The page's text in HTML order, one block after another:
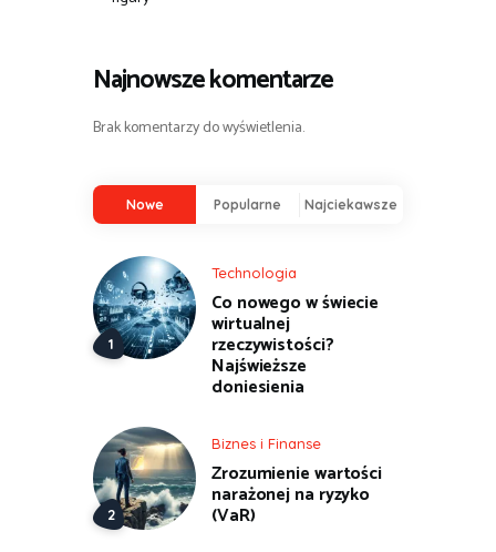
Najnowsze komentarze
Brak komentarzy do wyświetlenia.
Nowe Popularne Najciekawsze
Technologia
Co nowego w świecie
wirtualnej
rzeczywistości?
Najświeższe
doniesienia
Biznes i Finanse
Zrozumienie wartości
narażonej na ryzyko
(VaR)